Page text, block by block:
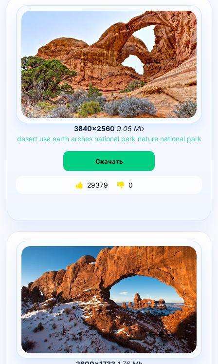
3840×2560 9.05 Mb
desert usa earth arches national park nature national park
Скачать
29379 0